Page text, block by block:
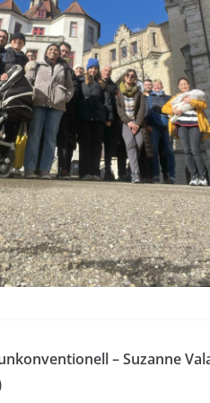
– Suzanne